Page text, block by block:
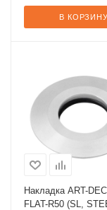
В КОРЗИНУ
Накладка ART-
FLAT-R50 (SL,